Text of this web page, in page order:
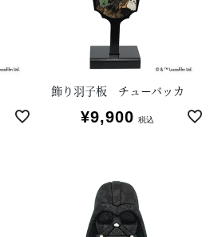
飾り羽子板 チューバッカ
¥9,900 税込